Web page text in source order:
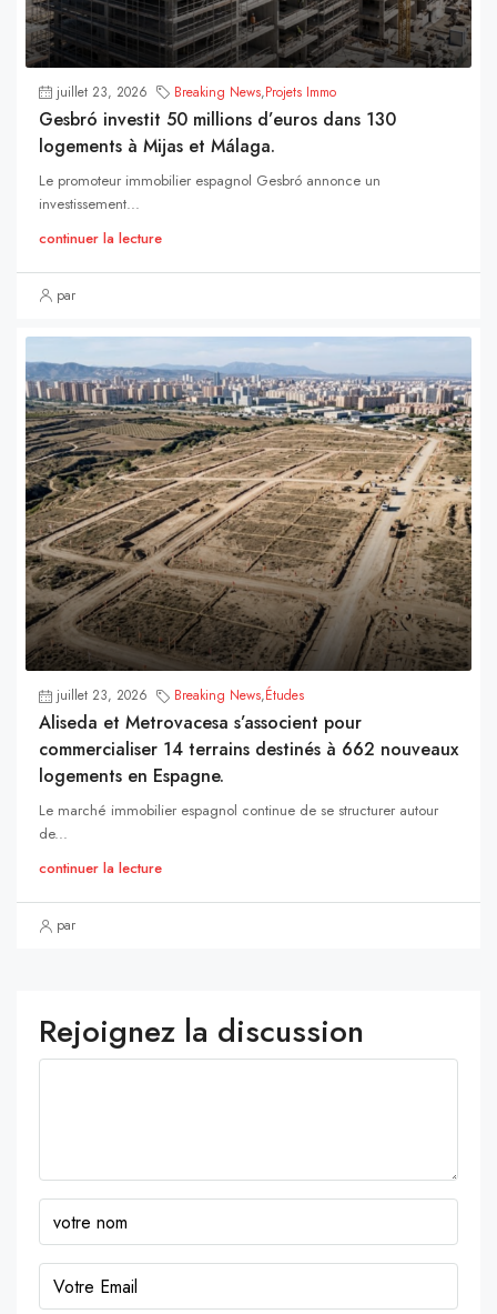
juillet 23, 2026 Breaking News,Projets Immo
Gesbró investit 50 millions d’euros dans 130
logements à Mijas et Málaga.
Le promoteur immobilier espagnol Gesbró annonce un
investissement...
continuer la lecture
par
juillet 23, 2026 Breaking News,Études
Aliseda et Metrovacesa s’associent pour
commercialiser 14 terrains destinés à 662 nouveaux
logements en Espagne.
Le marché immobilier espagnol continue de se structurer autour
de...
continuer la lecture
par
Rejoignez la discussion